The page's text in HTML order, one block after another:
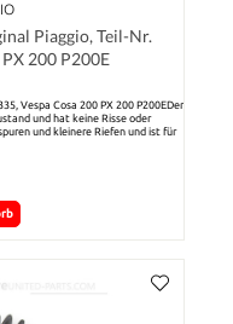
Piaggio, Teil-Nr.
200 P200E
Vespa Cosa 200 PX 200 P200EDer
und hat keine Risse oder
und kleinere Riefen und ist für